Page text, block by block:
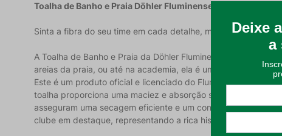
Toalha de Banho e Praia Döhler Fluminense Listras:
Sinta a fibra do seu time em cada detalhe, mesmo nos
A Toalha de Banho e Praia da Döhler Fluminense Listras é o
areias da praia, ou até na academia, ela é um símbolo de
Este é um produto oficial e licenciado do Fluminense
toalha proporciona uma maciez e absorção superiores,
asseguram uma secagem eficiente e um conforto sublime.
clube em destaque, representando a rica história e as vitórias